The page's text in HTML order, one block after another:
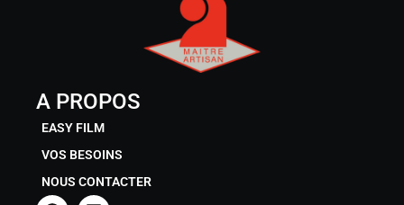
A PROPOS
EASY FILM
VOS BESOINS
NOUS CONTACTER